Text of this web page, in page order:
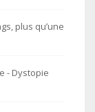
plus qu’une
- Dystopie